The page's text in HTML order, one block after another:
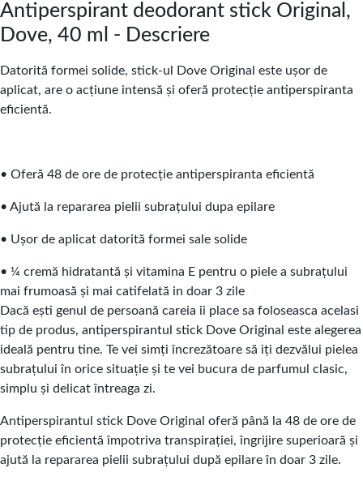
Antiperspirant deodorant stick Original,
Dove, 40 ml - Descriere
Datorită formei solide, stick-ul Dove Original este ușor de
aplicat, are o acțiune intensă și oferă protecție antiperspiranta
eficientă.
• Oferă 48 de ore de protecție antiperspiranta eficientă
• Ajută la repararea pielii subrațului dupa epilare
• Ușor de aplicat datorită formei sale solide
• ¼ cremă hidratantă și vitamina E pentru o piele a subrațului
mai frumoasă și mai catifelată in doar 3 zile
Dacă ești genul de persoană careia ii place sa foloseasca acelasi
tip de produs, antiperspirantul stick Dove Original este alegerea
ideală pentru tine. Te vei simți încrezătoare să iți dezvălui pielea
subrațului în orice situație și te vei bucura de parfumul clasic,
simplu și delicat întreaga zi.
Antiperspirantul stick Dove Original oferă până la 48 de ore de
protecție eficientă împotriva transpirației, îngrijire superioară și
ajută la repararea pielii subrațului după epilare în doar 3 zile.